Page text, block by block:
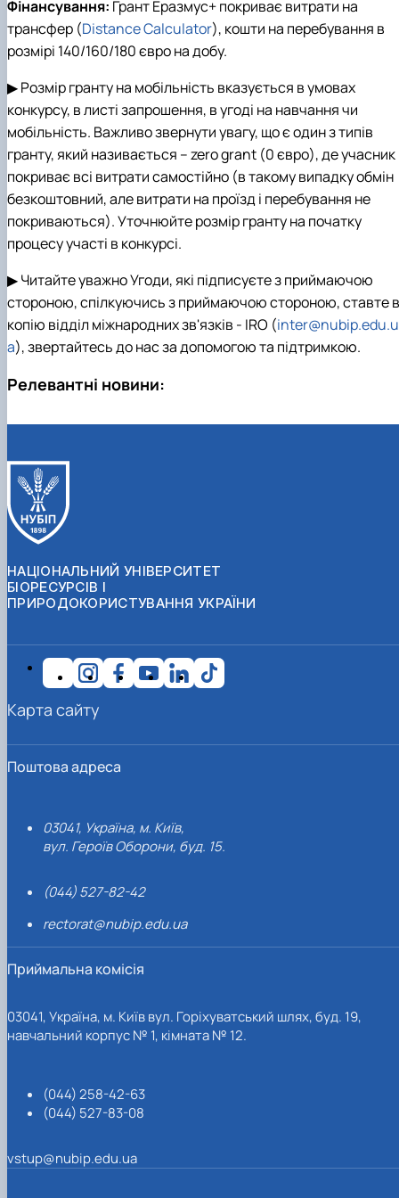
Фінансування: Грант Еразмус+ покриває витрати на
трансфер (Distance Calculator), кошти на перебування в
розмірі 140/160/180 євро на добу.
▶ Розмір гранту на мобільність вказується в умовах
конкурсу, в листі запрошення, в угоді на навчання чи
мобільність. Важливо звернути увагу, що є один з типів
гранту, який називається – zero grant (0 євро), де учасник
покриває всі витрати самостійно (в такому випадку обмін
безкоштовний, але витрати на проїзд і перебування не
покриваються). Уточнюйте розмір гранту на початку
процесу участі в конкурсі.
▶ Читайте уважно Угоди, які підписуєте з приймаючою
стороною, спілкуючись з приймаючою стороною, ставте в
копію відділ міжнародних зв'язків - IRO (inter@nubip.edu.u
a), звертайтесь до нас за допомогою та підтримкою.
Релевантні новини:
НАЦІОНАЛЬНИЙ УНІВЕРСИТЕТ
БІОРЕСУРСІВ І
ПРИРОДОКОРИСТУВАННЯ УКРАЇНИ
Поштова адреса
03041, Україна, м. Київ,
вул. Героїв Оборони, буд. 15.
(044) 527-82-42
rectorat@nubip.edu.ua
Приймальна комісія
03041, Україна, м. Київ вул. Горіхуватський шлях, буд. 19,
навчальний корпус № 1, кімната № 12.
(044) 258-42-63
(044) 527-83-08
vstup@nubip.edu.ua
Карта сайту